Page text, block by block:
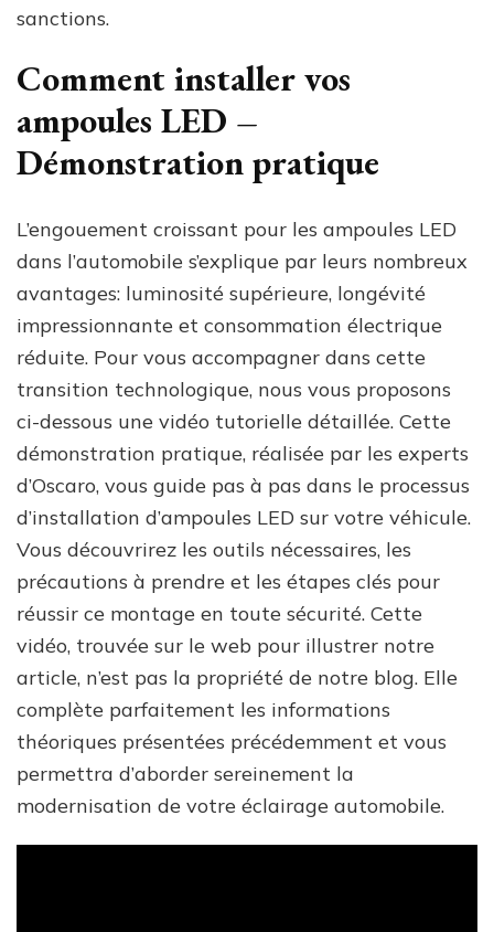
sanctions.
Comment installer vos
ampoules LED –
Démonstration pratique
L’engouement croissant pour les ampoules LED
dans l’automobile s’explique par leurs nombreux
avantages: luminosité supérieure, longévité
impressionnante et consommation électrique
réduite. Pour vous accompagner dans cette
transition technologique, nous vous proposons
ci-dessous une vidéo tutorielle détaillée. Cette
démonstration pratique, réalisée par les experts
d’Oscaro, vous guide pas à pas dans le processus
d’installation d’ampoules LED sur votre véhicule.
Vous découvrirez les outils nécessaires, les
précautions à prendre et les étapes clés pour
réussir ce montage en toute sécurité. Cette
vidéo, trouvée sur le web pour illustrer notre
article, n’est pas la propriété de notre blog. Elle
complète parfaitement les informations
théoriques présentées précédemment et vous
permettra d’aborder sereinement la
modernisation de votre éclairage automobile.